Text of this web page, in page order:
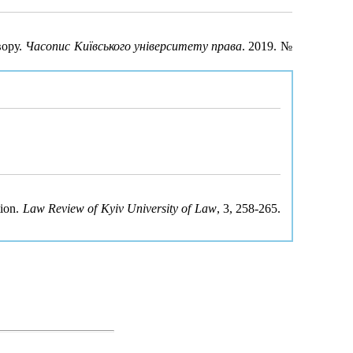
Часопис Київського університету права. 2019. №
Law Review of Kyiv University of Law, 3, 258-265.